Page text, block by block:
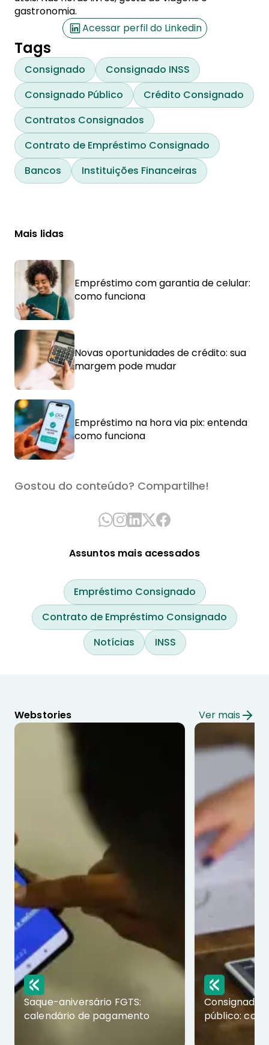
gastronomia.
Acessar perfil do Linkedin
Tags
Consignado
Consignado INSS
Consignado Público
Crédito Consignado
Contratos Consignados
Contrato de Empréstimo Consignado
Bancos
Instituições Financeiras
Mais lidas
Empréstimo com garantia de celular:
como funciona
Novas oportunidades de crédito: sua
margem pode mudar
Empréstimo na hora via pix: entenda
como funciona
Gostou do conteúdo? Compartilhe!
Assuntos mais acessados
Empréstimo Consignado
Contrato de Empréstimo Consignado
Notícias
INSS
Webstories Ver mais
Saque-aniversário FGTS:
calendário de pagamento
Consignado
público: